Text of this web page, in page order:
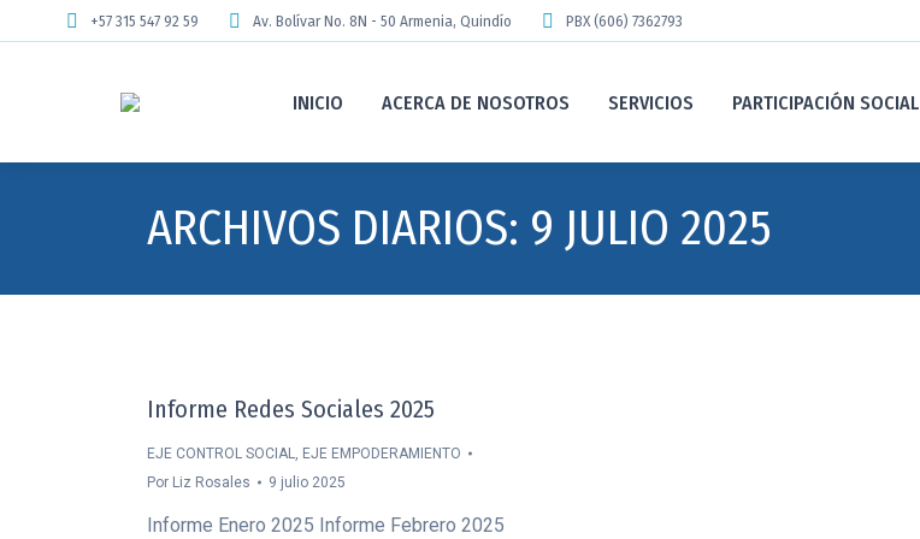
+57 315 547 92 59 Av. Bolívar No. 8N - 50 Armenia, Quindío PBX (606) 7362793
INICIO ACERCA DE NOSOTROS SERVICIOS PARTICIPACIÓN SOCIAL
ARCHIVOS DIARIOS: 9 JULIO 2025
Informe Redes Sociales 2025
EJE CONTROL SOCIAL, EJE EMPODERAMIENTO
Por Liz Rosales 9 julio 2025
Informe Enero 2025 Informe Febrero 2025